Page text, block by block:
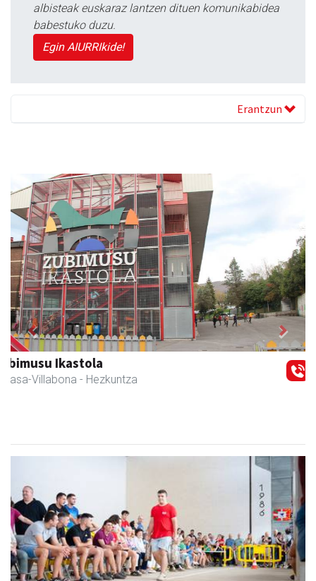
albisteak euskaraz lantzen dituen komunikabidea
babestuko duzu.
Egin AIURRIkide!
Erantzun
Sahatsa belar-denda eta dietetika zentrua
Amasa-Villabona - Belar-denda
Previous Next